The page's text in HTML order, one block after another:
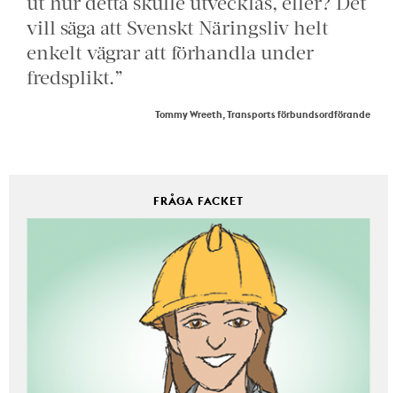
vill säga att Svenskt Näringsliv helt
enkelt vägrar att förhandla under
fredsplikt.”
Tommy Wreeth, Transports förbundsordförande
FRÅGA FACKET